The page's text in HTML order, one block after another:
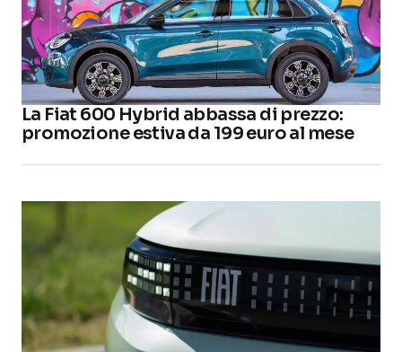
La Fiat 600 Hybrid abbassa di prezzo:
promozione estiva da 199 euro al mese